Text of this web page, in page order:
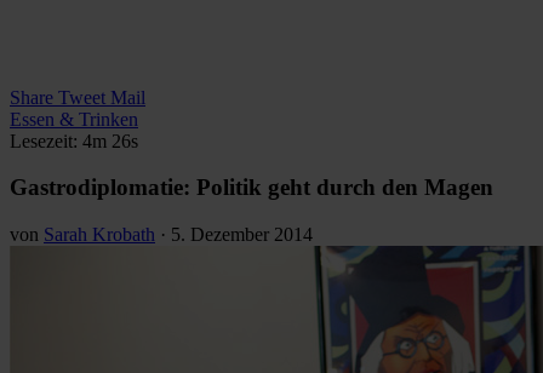
Share Tweet Mail
Essen & Trinken
Lesezeit: 4m 26s
Gastrodiplomatie: Politik geht durch den Magen
von Sarah Krobath · 5. Dezember 2014